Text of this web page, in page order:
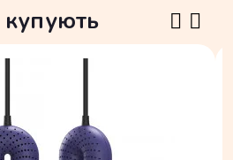
купують